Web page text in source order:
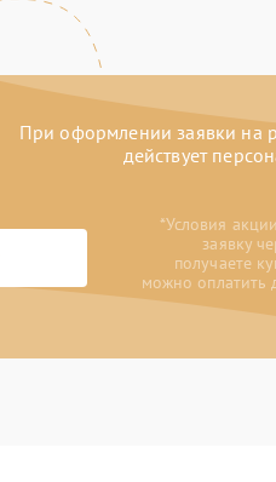
При оформлении заявки на
действует
*Условия
заявку
получаете
можно оплатить